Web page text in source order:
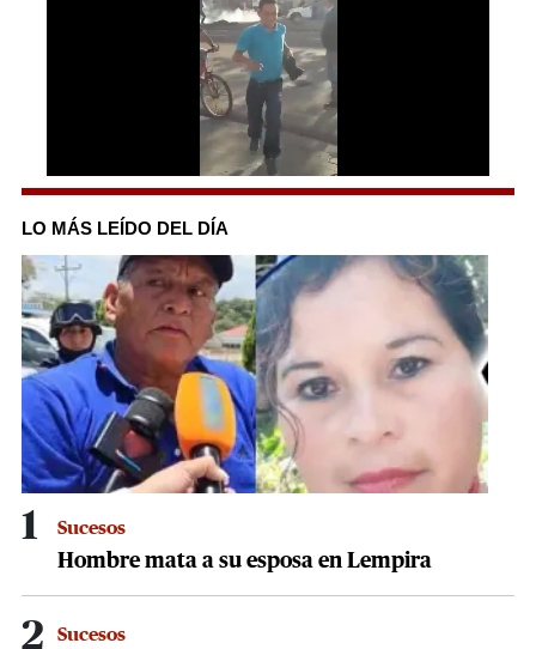
0
of
30
seconds
LO MÁS LEÍDO DEL DÍA
1 Sucesos
Hombre mata a su esposa en Lempira
2 Sucesos